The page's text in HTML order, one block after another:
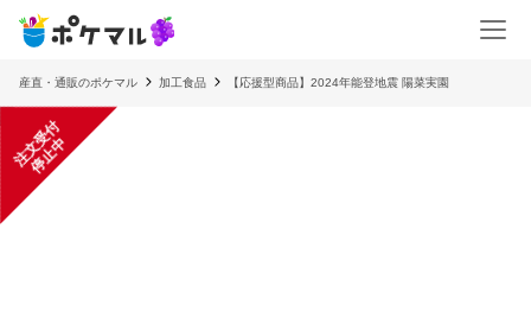
産直・通販のポケマル 加工食品 【応援型商品】2024年能登地震 陽菜実園
注
文
受
付
停
止
中